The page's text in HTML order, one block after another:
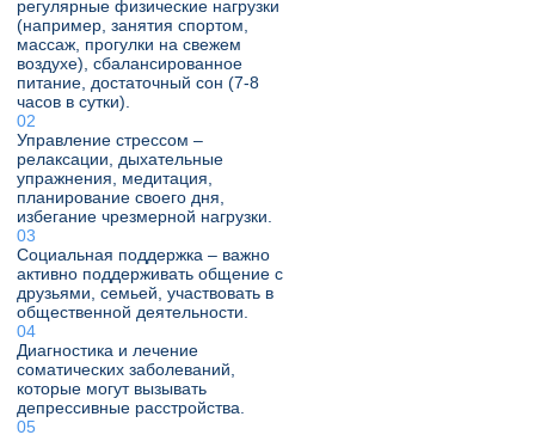
регулярные физические нагрузки
(например, занятия спортом,
массаж, прогулки на свежем
воздухе), сбалансированное
питание, достаточный сон (7-8
часов в сутки).
Управление стрессом –
релаксации, дыхательные
упражнения, медитация,
планирование своего дня,
избегание чрезмерной нагрузки.
Социальная поддержка – важно
активно поддерживать общение с
друзьями, семьей, участвовать в
общественной деятельности.
Диагностика и лечение
соматических заболеваний,
которые могут вызывать
депрессивные расстройства.